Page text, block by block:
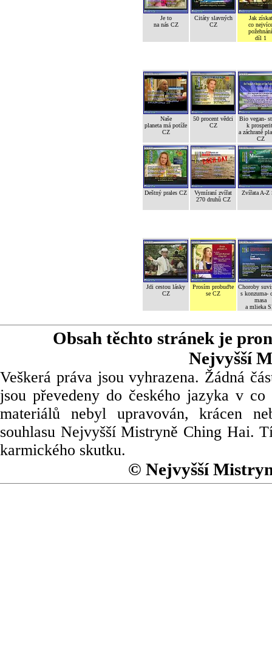
Je to
na nás CZ
Citáty slavných
CZ
Jak získat
co nejvíce
požehnání
díl 1
Naše
planeta má potíže
CZ
50 procent vědci
CZ
Bio vegan-
k
a záchraně
CZ
Deštný prales CZ
Vymíraní zvířat
270 druhů CZ
Zvířata A-Z
Jdi cestou lásky
CZ
Prosím probuďte
se CZ
Choroby
s konzuma-
masa
a mlieka
Obsah těchto stránek je
Nejvyšší
Veškerá práva jsou vyhrazena. Žádná
jsou převedeny do českého jazyka v
materiálů nebyl upravován, krácen
souhlasu Nejvyšší Mistryně Ching Hai.
karmického skutku.
© Nejvyšší